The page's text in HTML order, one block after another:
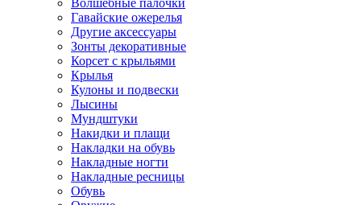
Волшебные палочки
Гавайские ожерелья
Другие аксессуары
Зонты декоративные
Корсет с крыльями
Крылья
Кулоны и подвески
Лысины
Мундштуки
Накидки и плащи
Накладки на обувь
Накладные ногти
Накладные ресницы
Обувь